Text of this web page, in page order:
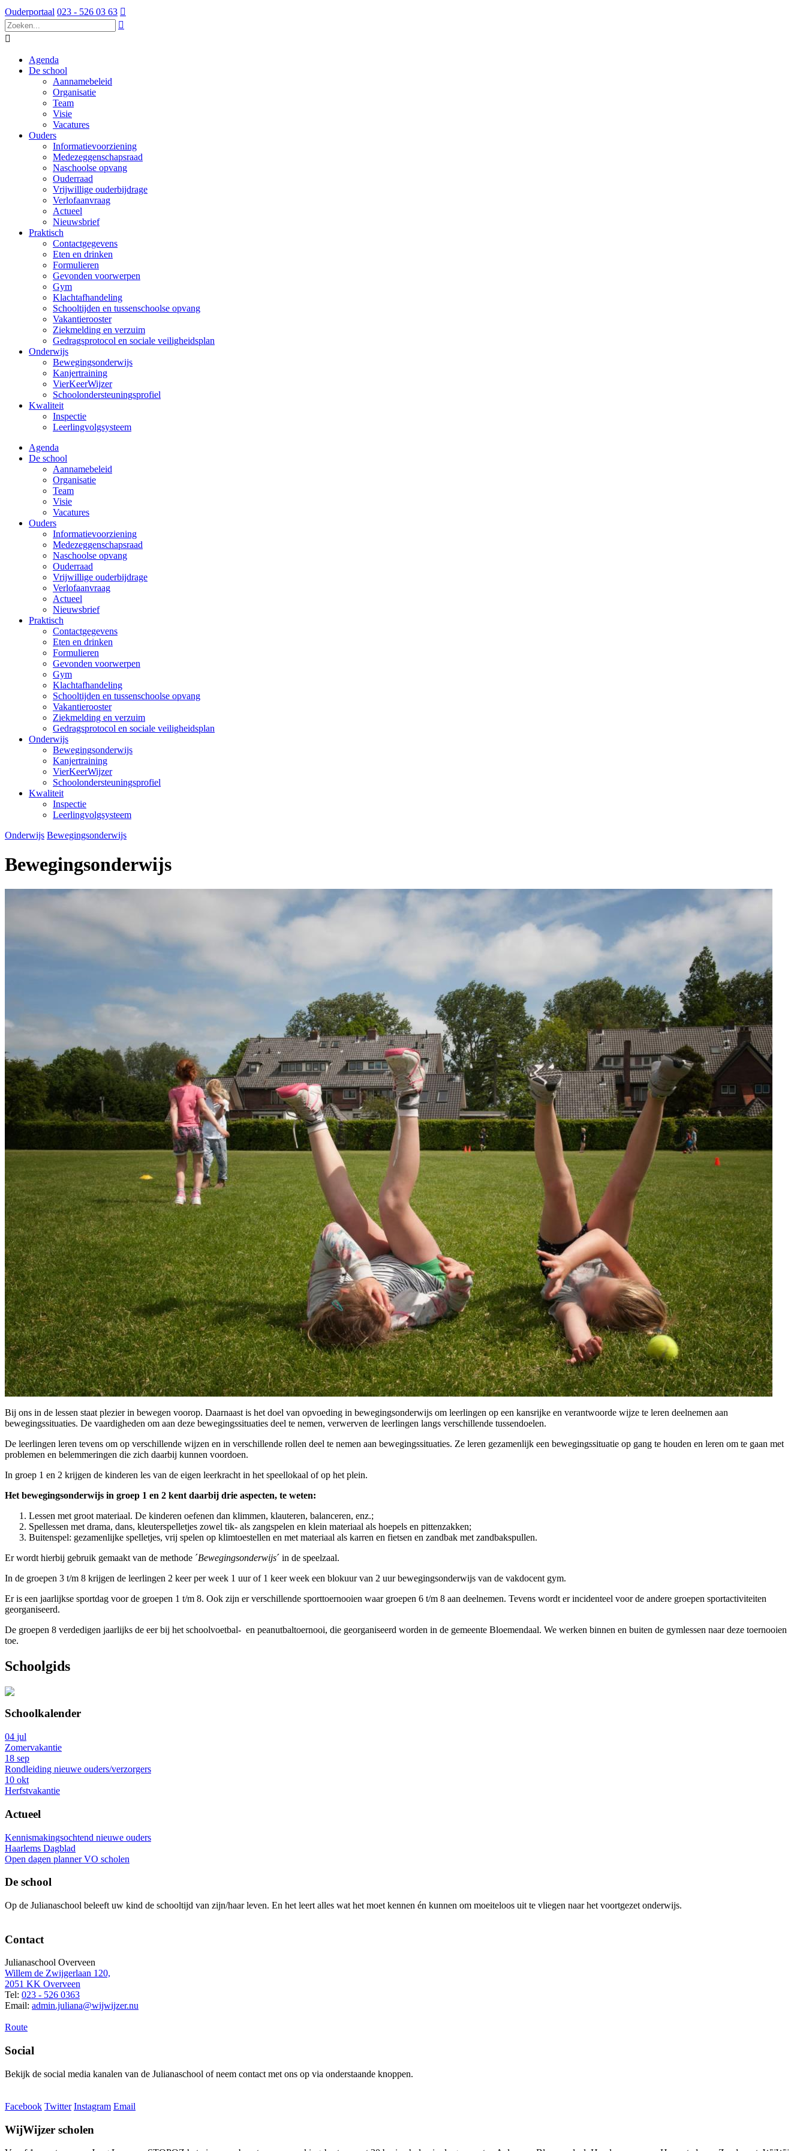
Ouderportaal 023 - 526 03 63 


Agenda
De school
Aannamebeleid
Organisatie
Team
Visie
Vacatures
Ouders
Informatievoorziening
Medezeggenschapsraad
Naschoolse opvang
Ouderraad
Vrijwillige ouderbijdrage
Verlofaanvraag
Actueel
Nieuwsbrief
Praktisch
Contactgegevens
Eten en drinken
Formulieren
Gevonden voorwerpen
Gym
Klachtafhandeling
Schooltijden en tussenschoolse opvang
Vakantierooster
Ziekmelding en verzuim
Gedragsprotocol en sociale veiligheidsplan
Onderwijs
Bewegingsonderwijs
Kanjertraining
VierKeerWijzer
Schoolondersteuningsprofiel
Kwaliteit
Inspectie
Leerlingvolgsysteem
Agenda
De school
Aannamebeleid
Organisatie
Team
Visie
Vacatures
Ouders
Informatievoorziening
Medezeggenschapsraad
Naschoolse opvang
Ouderraad
Vrijwillige ouderbijdrage
Verlofaanvraag
Actueel
Nieuwsbrief
Praktisch
Contactgegevens
Eten en drinken
Formulieren
Gevonden voorwerpen
Gym
Klachtafhandeling
Schooltijden en tussenschoolse opvang
Vakantierooster
Ziekmelding en verzuim
Gedragsprotocol en sociale veiligheidsplan
Onderwijs
Bewegingsonderwijs
Kanjertraining
VierKeerWijzer
Schoolondersteuningsprofiel
Kwaliteit
Inspectie
Leerlingvolgsysteem
Onderwijs Bewegingsonderwijs
Bewegingsonderwijs
Bij ons in de lessen staat plezier in bewegen voorop. Daarnaast is het doel van opvoeding in bewegingsonderwijs om leerlingen op een kansrijke en verantwoorde wijze te leren deelnemen aan
bewegingssituaties. De vaardigheden om aan deze bewegingssituaties deel te nemen, verwerven de leerlingen langs verschillende tussendoelen.
De leerlingen leren tevens om op verschillende wijzen en in verschillende rollen deel te nemen aan bewegingssituaties. Ze leren gezamenlijk een bewegingssituatie op gang te houden en leren om te gaan met
problemen en belemmeringen die zich daarbij kunnen voordoen.
In groep 1 en 2 krijgen de kinderen les van de eigen leerkracht in het speellokaal of op het plein.
Het bewegingsonderwijs in groep 1 en 2 kent daarbij drie aspecten, te weten:
Lessen met groot materiaal. De kinderen oefenen dan klimmen, klauteren, balanceren, enz.;
Spellessen met drama, dans, kleuterspelletjes zowel tik- als zangspelen en klein materiaal als hoepels en pittenzakken;
Buitenspel: gezamenlijke spelletjes, vrij spelen op klimtoestellen en met materiaal als karren en fietsen en zandbak met zandbakspullen.
Er wordt hierbij gebruik gemaakt van de methode ´Bewegingsonderwijs´ in de speelzaal.
In de groepen 3 t/m 8 krijgen de leerlingen 2 keer per week 1 uur of 1 keer week een blokuur van 2 uur bewegingsonderwijs van de vakdocent gym.
Er is een jaarlijkse sportdag voor de groepen 1 t/m 8. Ook zijn er verschillende sporttoernooien waar groepen 6 t/m 8 aan deelnemen. Tevens wordt er incidenteel voor de andere groepen sportactiviteiten
georganiseerd.
De groepen 8 verdedigen jaarlijks de eer bij het schoolvoetbal- en peanutbaltoernooi, die georganiseerd worden in de gemeente Bloemendaal. We werken binnen en buiten de gymlessen naar deze toernooien
toe.
Schoolgids
Schoolkalender
04 jul
Zomervakantie
18 sep
Rondleiding nieuwe ouders/verzorgers
10 okt
Herfstvakantie
Actueel
Kennismakingsochtend nieuwe ouders
Haarlems Dagblad
Open dagen planner VO scholen
De school
Op de Julianaschool beleeft uw kind de schooltijd van zijn/haar leven. En het leert alles wat het moet kennen én kunnen om moeiteloos uit te vliegen naar het voortgezet onderwijs.
Contact
Julianaschool Overveen
Willem de Zwijgerlaan 120,
2051 KK Overveen
Tel: 023 - 526 0363
Email: admin.juliana@wijwijzer.nu
Route
Social
Bekijk de social media kanalen van de Julianaschool of neem contact met ons op via onderstaande knoppen.
Facebook Twitter Instagram Email
WijWijzer scholen